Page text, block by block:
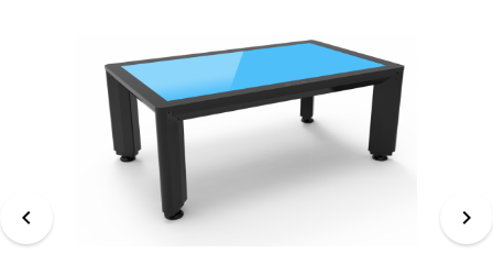
keyboard_arrow_left keyboard_arrow_right